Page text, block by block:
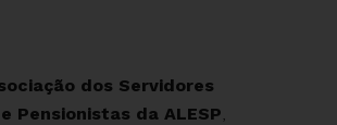
dos Servidores
Pensionistas da ALESP